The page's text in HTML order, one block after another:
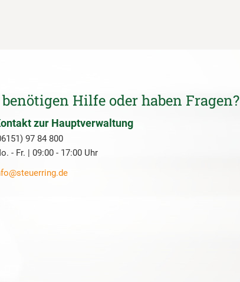
benötigen Hilfe oder haben Fragen?
zur Hauptverwaltung
97 84 800
- Fr. | 09:00 - 17:00 Uhr